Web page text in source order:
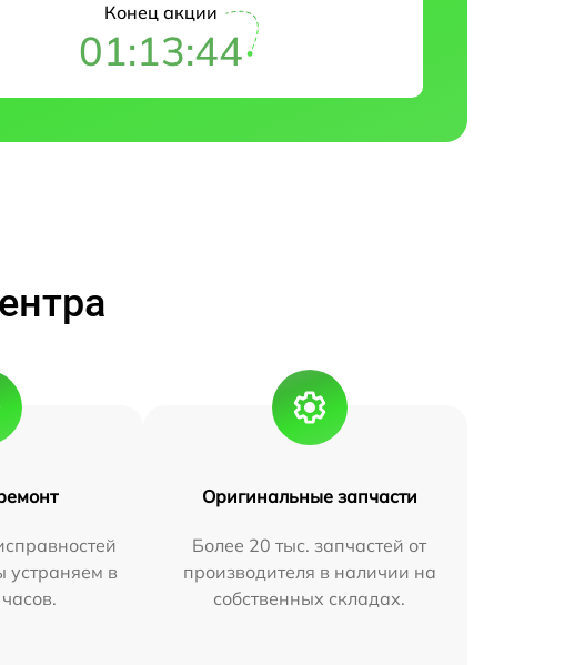
Конец акции
01:13:43
устраняем в
Оригинальные запчасти
Более 20 тыс. запчастей от
производителя в наличии на
собственных складах.